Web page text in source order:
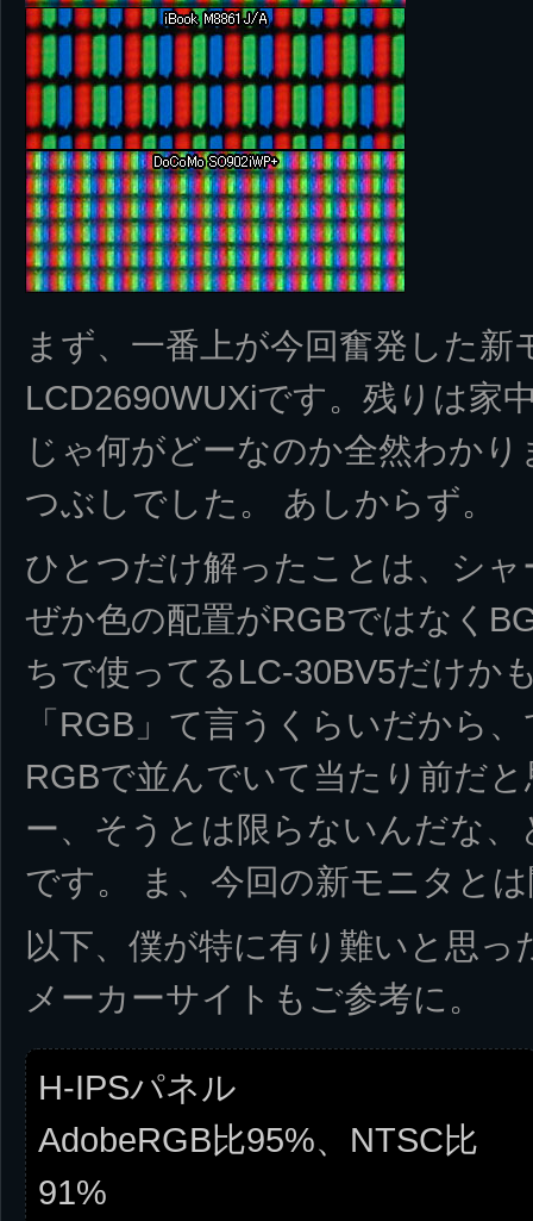
まず、一番上が今回奮発した新
LCD2690WUXiです。残りは家
じゃ何がどーなのか全然わか
つぶしでした。 あしからず。
ひとつだけ解ったことは、シ
ぜか色の配置がRGBではなく
ちで使ってるLC-30BV5だけか
「RGB」て言うくらいだから
RGBで並んでいて当たり前だ
ー、そうとは限らないんだな
です。 ま、今回の新モニタと
以下、僕が特に有り難いと思っ
メーカーサイトもご参考に。
H-IPSパネル
AdobeRGB比95%、NTSC比
91%